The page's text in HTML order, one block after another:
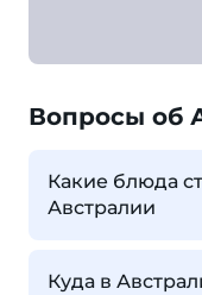
Вопросы об
Какие блюда
Австралии
Куда в